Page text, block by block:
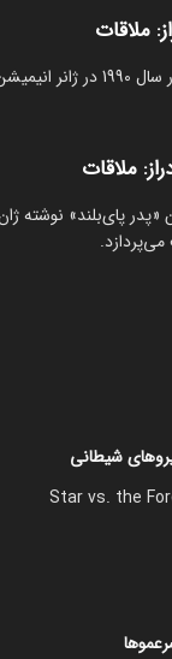
ملاقات
ملاقات
«پدر پای‌بلند»
شیطانی
Star vs. the